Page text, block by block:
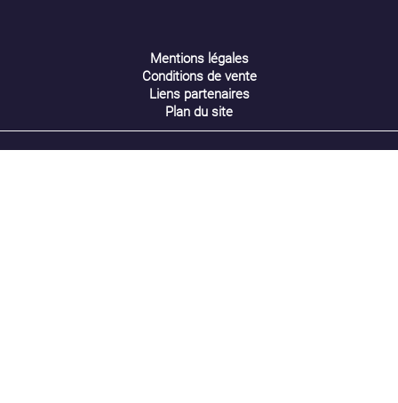
Mentions légales
Conditions de vente
Liens partenaires
Plan du site